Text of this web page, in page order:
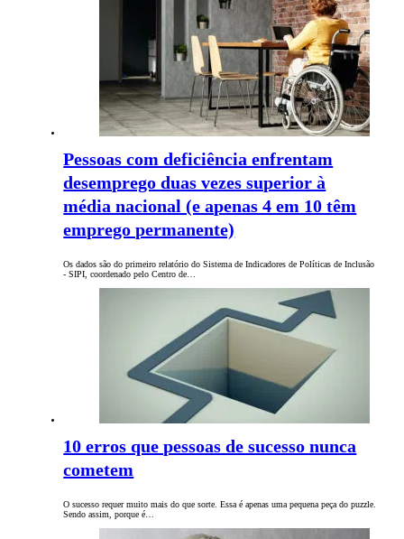
Pessoas com deficiência enfrentam
desemprego duas vezes superior à
média nacional (e apenas 4 em 10 têm
emprego permanente)
Os dados são do primeiro relatório do Sistema de Indicadores de Políticas de Inclusão
- SIPI, coordenado pelo Centro de…
10 erros que pessoas de sucesso nunca
cometem
O sucesso requer muito mais do que sorte. Essa é apenas uma pequena peça do puzzle.
Sendo assim, porque é…